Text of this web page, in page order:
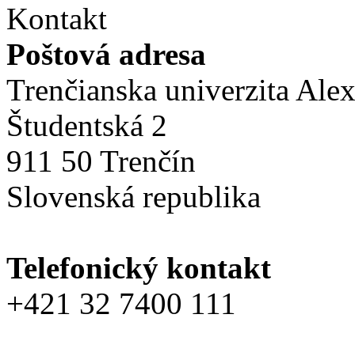
Kontakt
Poštová adresa
Trenčianska univerzita
Študentská 2
911 50 Trenčín
Slovenská republika
Telefonický kontakt
+421 32 7400 111